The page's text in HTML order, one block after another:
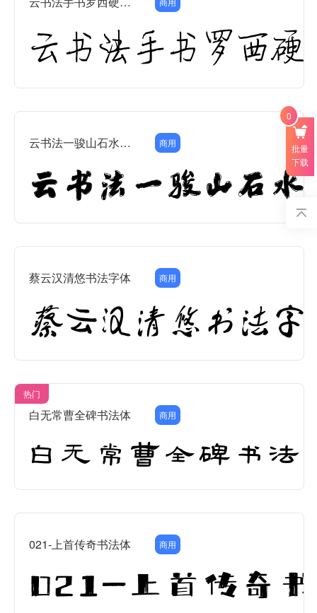
云书法一骏山石水墨简 商用
蔡云汉清悠书法字体 商用
热门
白无常曹全碑书法体 商用
021-上首传奇书法体 商用
批量
下载
0